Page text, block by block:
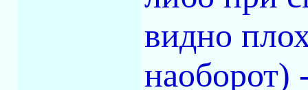
видно
наоборот)